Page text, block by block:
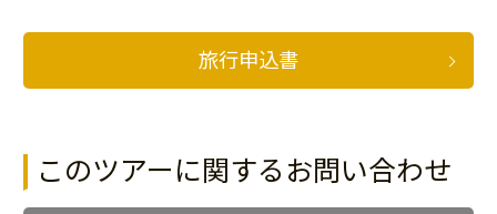
旅行申込書
このツアーに関するお問い合わせ